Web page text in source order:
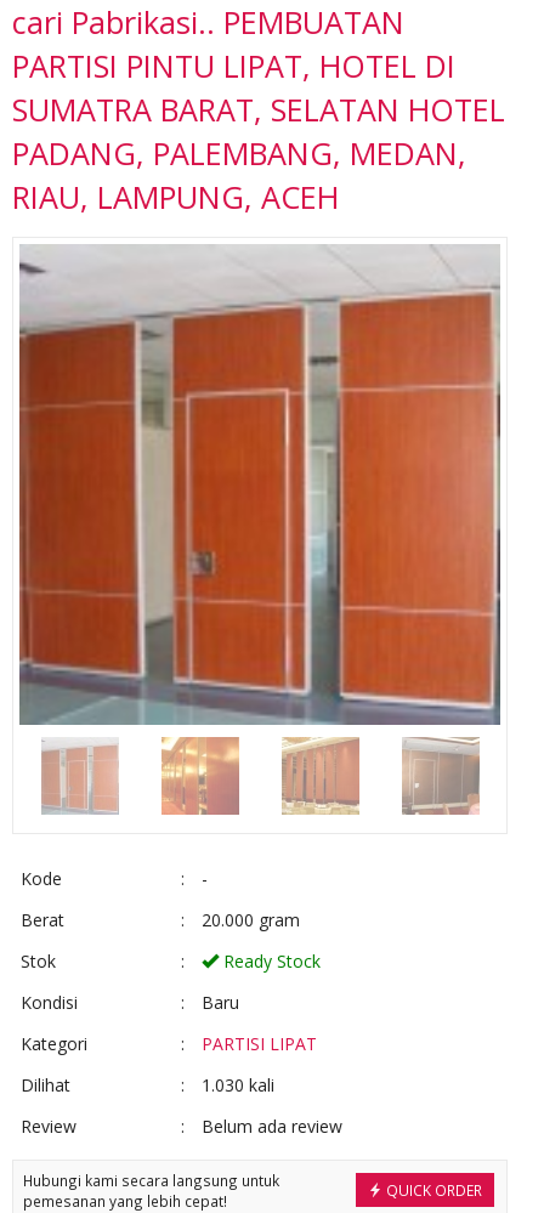
cari Pabrikasi.. PEMBUATAN
PARTISI PINTU LIPAT, HOTEL DI
SUMATRA BARAT, SELATAN HOTEL
PADANG, PALEMBANG, MEDAN,
RIAU, LAMPUNG, ACEH
Kode :
-
Berat
:
20.000 gram
Stok
:
Ready Stock
Kondisi
:
Baru
Kategori
:
PARTISI LIPAT
Dilihat
:
1.030 kali
Review
: Belum ada review
QUICK ORDER
Hubungi kami secara langsung untuk
pemesanan yang lebih cepat!